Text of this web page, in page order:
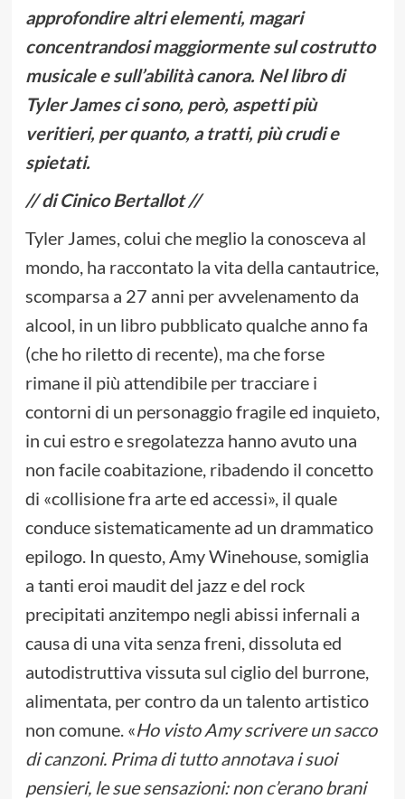
approfondire altri elementi, magari
concentrandosi maggiormente sul costrutto
musicale e sull’abilità canora. Nel libro di
Tyler James ci sono, però, aspetti più
veritieri, per quanto, a tratti, più crudi e
spietati.
// di Cinico Bertallot //
Tyler James, colui che meglio la conosceva al
mondo, ha raccontato la vita della cantautrice,
scomparsa a 27 anni per avvelenamento da
alcool, in un libro pubblicato qualche anno fa
(che ho riletto di recente), ma che forse
rimane il più attendibile per tracciare i
contorni di un personaggio fragile ed inquieto,
in cui estro e sregolatezza hanno avuto una
non facile coabitazione, ribadendo il concetto
di «collisione fra arte ed accessi», il quale
conduce sistematicamente ad un drammatico
epilogo. In questo, Amy Winehouse, somiglia
a tanti eroi maudit del jazz e del rock
precipitati anzitempo negli abissi infernali a
causa di una vita senza freni, dissoluta ed
autodistruttiva vissuta sul ciglio del burrone,
alimentata, per contro da un talento artistico
non comune. «Ho visto Amy scrivere un sacco
di canzoni. Prima di tutto annotava i suoi
pensieri, le sue sensazioni: non c’erano brani